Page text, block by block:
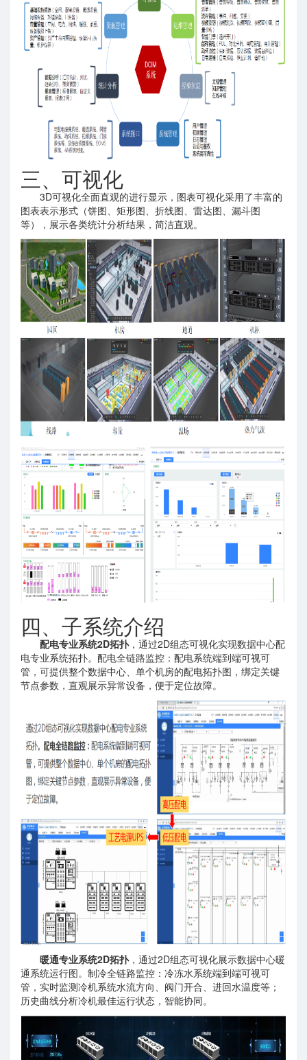
三、可视化
3D可视化全面直观的进行显示，图表可视化采用了丰富的
图表表示形式（饼图、矩形图、折线图、雷达图、漏斗图
等），展示各类统计分析结果，简洁直观。
四、子系统介绍
配电专业系统2D拓扑，通过2D组态可视化实现数据中心配
电专业系统拓扑。配电全链路监控：配电系统端到端可视可
管，可提供整个数据中心、单个机房的配电拓扑图，绑定关键
节点参数，直观展示异常设备，便于定位故障。
暖通专业系统2D拓扑，通过2D组态可视化展示数据中心暖
通系统运行图。制冷全链路监控：冷冻水系统端到端可视可
管，实时监测冷机系统水流方向、阀门开合、进回水温度等；
历史曲线分析冷机最佳运行状态，智能协同。